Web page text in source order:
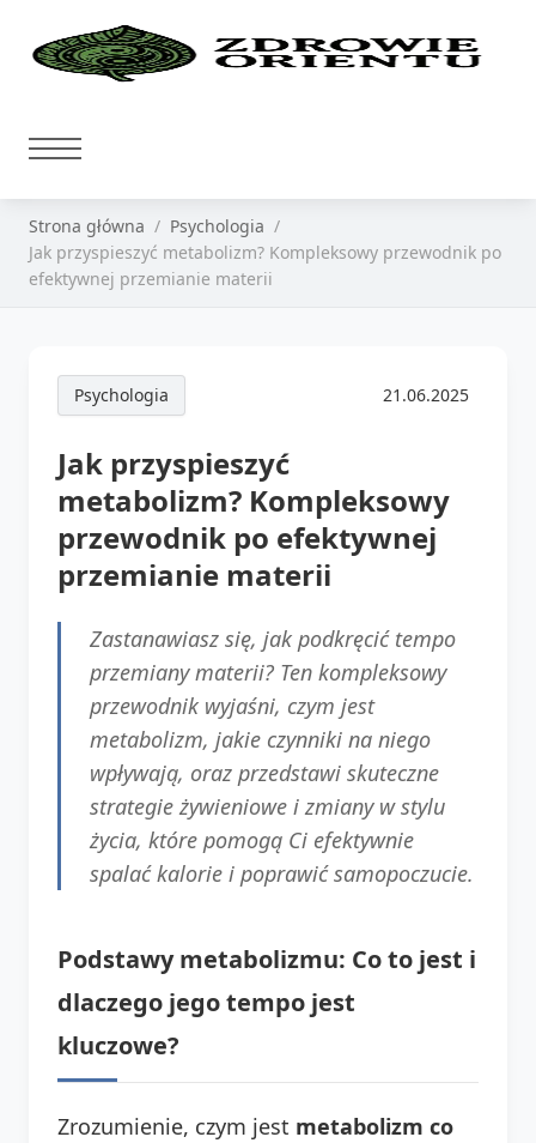
Strona główna
Psychologia
Jak przyspieszyć metabolizm? Kompleksowy przewodnik po
efektywnej przemianie materii
Psychologia 21.06.2025
Jak przyspieszyć
metabolizm? Kompleksowy
przewodnik po efektywnej
przemianie materii
Zastanawiasz się, jak podkręcić tempo
przemiany materii? Ten kompleksowy
przewodnik wyjaśni, czym jest
metabolizm, jakie czynniki na niego
wpływają, oraz przedstawi skuteczne
strategie żywieniowe i zmiany w stylu
życia, które pomogą Ci efektywnie
spalać kalorie i poprawić samopoczucie.
Podstawy metabolizmu: Co to jest i
dlaczego jego tempo jest
kluczowe?
Zrozumienie, czym jest metabolizm co